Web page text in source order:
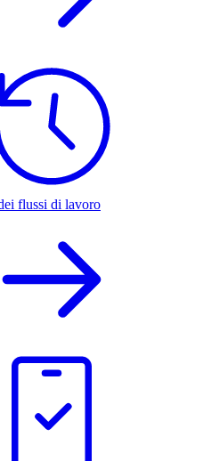
flussi di lavoro